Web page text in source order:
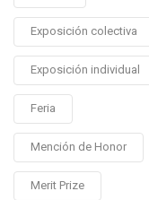
Exposición colectiva
Exposición individual
Feria
Mención de Honor
Merit Prize